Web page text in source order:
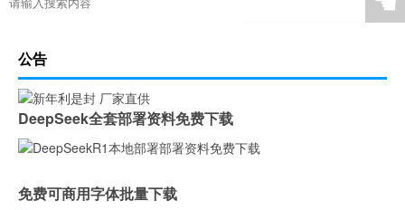
公告
DeepSeek全套部署资料免费下载
免费可商用字体批量下载